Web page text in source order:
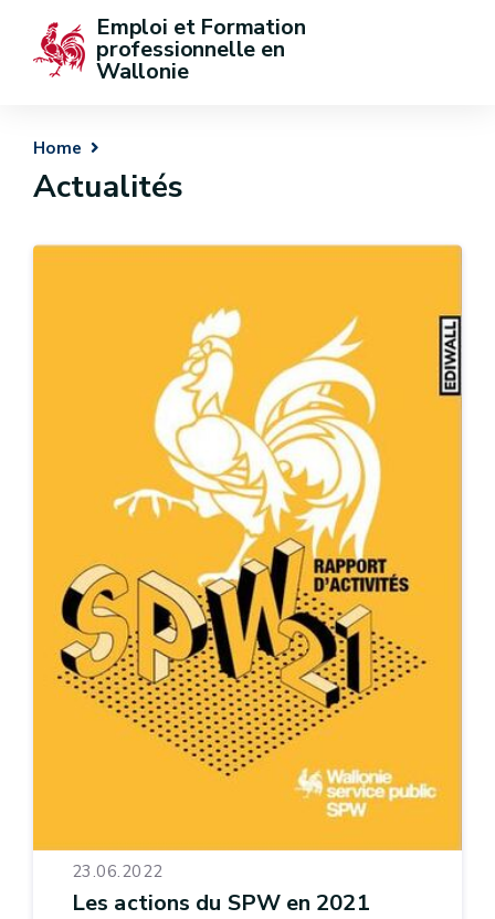
Emploi et Formation
professionnelle en
Wallonie
Home
Actualités
23.06.2022
Les actions du SPW en 2021